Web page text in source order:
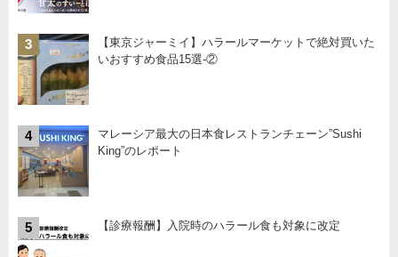
3
【東京ジャーミイ】ハラールマーケットで絶対買いた
いおすすめ食品15選-②
4
マレーシア最大の日本食レストランチェーン”Sushi
King”のレポート
5 【診療報酬】入院時のハラール食も対象に改定